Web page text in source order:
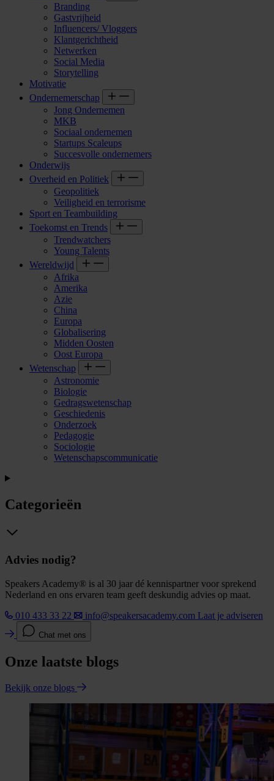
Branding
Gastvrijheid
Influencers/ Vloggers
Klantgerichtheid
Netwerken
Social Media
Storytelling
Motivatie
Ondernemerschap
Jong Ondernemen
MKB
Sociaal ondernemen
Startups Scaleups
Succesvolle ondernemers
Onderwijs
Overheid en Politiek
Geopolitiek
Veiligheid en terrorisme
Sport en Teambuilding
Toekomst en Trends
Trendwatchers
Young Talents
Wereldwijd
Afrika
Amerika
Azie
China
Europa
Globalisering
Midden Oosten
Oost Europa
Wetenschap
Astronomie
Biologie
Gedragswetenschap
Geschiedenis
Onderzoek
Pedagogie
Sociologie
Wetenschapscommunicatie
Categorieën
Advies nodig?
Speakers Academy® is al 30 jaar dé kennispartner voor sprekend
Nederland en ons ervaren team geeft deskundig advies op maat.
010 433 33 22
info@speakersacademy.com Laat je adviseren
Chat met ons
Onze laatste blogs
Bekijk onze blogs